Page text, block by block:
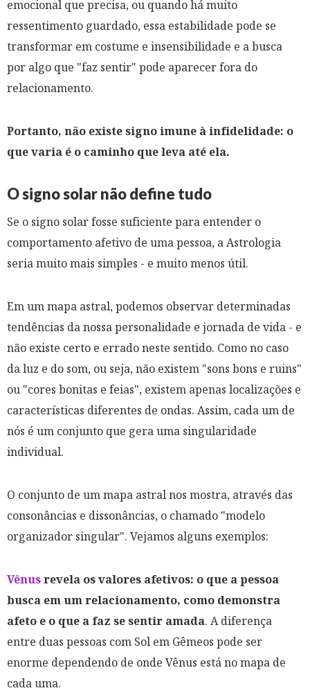
emocional que precisa, ou quando há muito
ressentimento guardado, essa estabilidade pode se
transformar em costume e insensibilidade e a busca
por algo que "faz sentir" pode aparecer fora do
relacionamento.
Portanto, não existe signo imune à infidelidade: o
que varia é o caminho que leva até ela.
O signo solar não define tudo
Se o signo solar fosse suficiente para entender o
comportamento afetivo de uma pessoa, a Astrologia
seria muito mais simples - e muito menos útil.
Em um mapa astral, podemos observar determinadas
tendências da nossa personalidade e jornada de vida - e
não existe certo e errado neste sentido. Como no caso
da luz e do som, ou seja, não existem "sons bons e ruins"
ou "cores bonitas e feias", existem apenas localizações e
características diferentes de ondas. Assim, cada um de
nós é um conjunto que gera uma singularidade
individual.
O conjunto de um mapa astral nos mostra, através das
consonâncias e dissonâncias, o chamado "modelo
organizador singular". Vejamos alguns exemplos:
Vênusrevela os valores afetivos: o que a pessoa
busca em um relacionamento, como demonstra
afeto e o que a faz se sentir amada. A diferença
entre duas pessoas com Sol em Gêmeos pode ser
enorme dependendo de onde Vênus está no mapa de
cada uma.